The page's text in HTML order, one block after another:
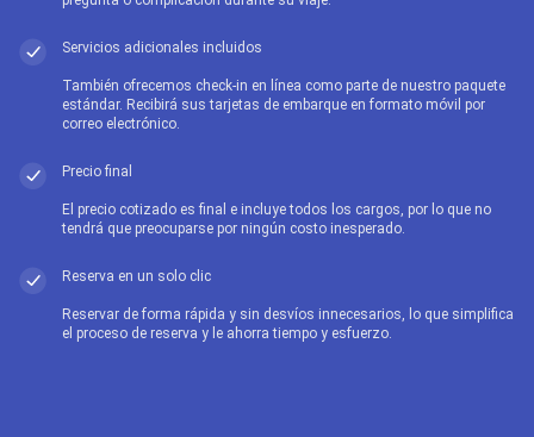
Servicios adicionales incluidos
También ofrecemos check-in en línea como parte de nuestro paquete
estándar. Recibirá sus tarjetas de embarque en formato móvil por
correo electrónico.
Precio final
El precio cotizado es final e incluye todos los cargos, por lo que no
tendrá que preocuparse por ningún costo inesperado.
Reserva en un solo clic
Reservar de forma rápida y sin desvíos innecesarios, lo que simplifica
el proceso de reserva y le ahorra tiempo y esfuerzo.